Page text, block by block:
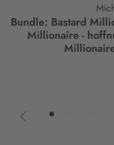
Bundle: Bastard
Millionaire -